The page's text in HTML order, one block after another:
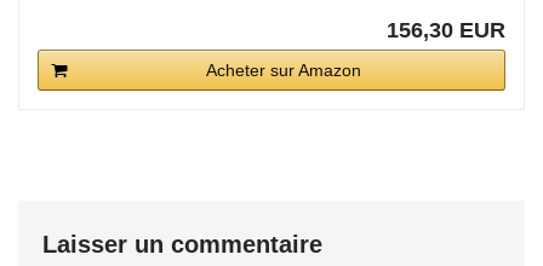
156,30 EUR
Acheter sur Amazon
Laisser un commentaire